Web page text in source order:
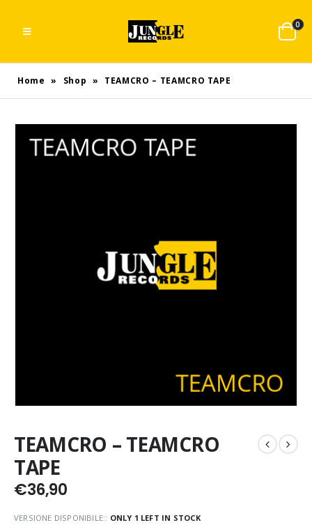
0
Home » Shop » TEAMCRO – TEAMCRO TAPE
TEAMCRO – TEAMCRO
TAPE
€36,90
VERSIONE DISPONIBILE:: ONLY 1 LEFT IN STOCK